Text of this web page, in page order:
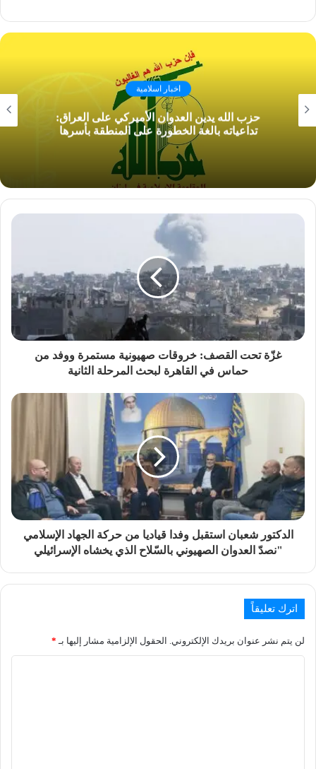
اخبار اسلامية
حزب الله يدين العدوان الأميركي على العراق:
تداعياته بالغة الخطورة على المنطقة بأسرها
غزّة تحت القصف: خروقات صهيونية مستمرة ووفد من
حماس في القاهرة لبحث المرحلة الثانية
الدكتور شعبان استقبل وفدا قياديا من حركة الجهاد الإسلامي
"نصدّ العدوان الصهيوني بالسّلاح الذي يخشاه الإسرائيلي
اترك تعليقاً
لن يتم نشر عنوان بريدك الإلكتروني. الحقول الإلزامية مشار إليها بـ *